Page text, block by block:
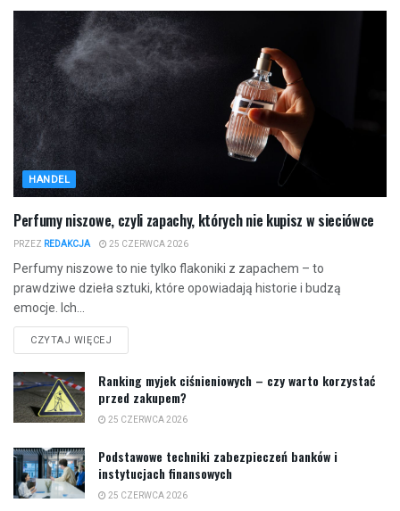
HANDEL
Perfumy niszowe, czyli zapachy, których nie kupisz w sieciówce
PRZEZ REDAKCJA 25 CZERWCA 2026
Perfumy niszowe to nie tylko flakoniki z zapachem – to
prawdziwe dzieła sztuki, które opowiadają historie i budzą
emocje. Ich...
CZYTAJ WIĘCEJ
Ranking myjek ciśnieniowych – czy warto korzystać
przed zakupem?
25 CZERWCA 2026
Podstawowe techniki zabezpieczeń banków i
instytucjach finansowych
25 CZERWCA 2026